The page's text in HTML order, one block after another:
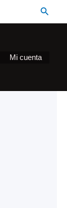
Mi cuenta